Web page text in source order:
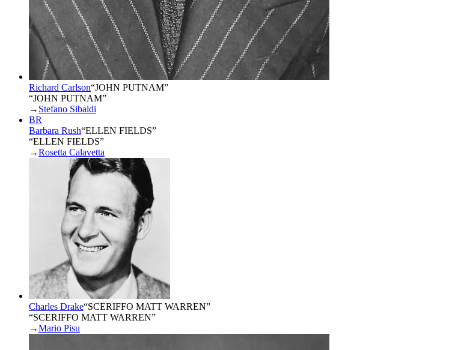
Richard Carlson“JOHN PUTNAM”
“JOHN PUTNAM”
→ Stefano Sibaldi
BR
Barbara Rush“ELLEN FIELDS”
“ELLEN FIELDS”
→Rosetta Calavetta
Charles Drake“SCERIFFO MATT WARREN”
“SCERIFFO MATT WARREN”
→Mario Pisu